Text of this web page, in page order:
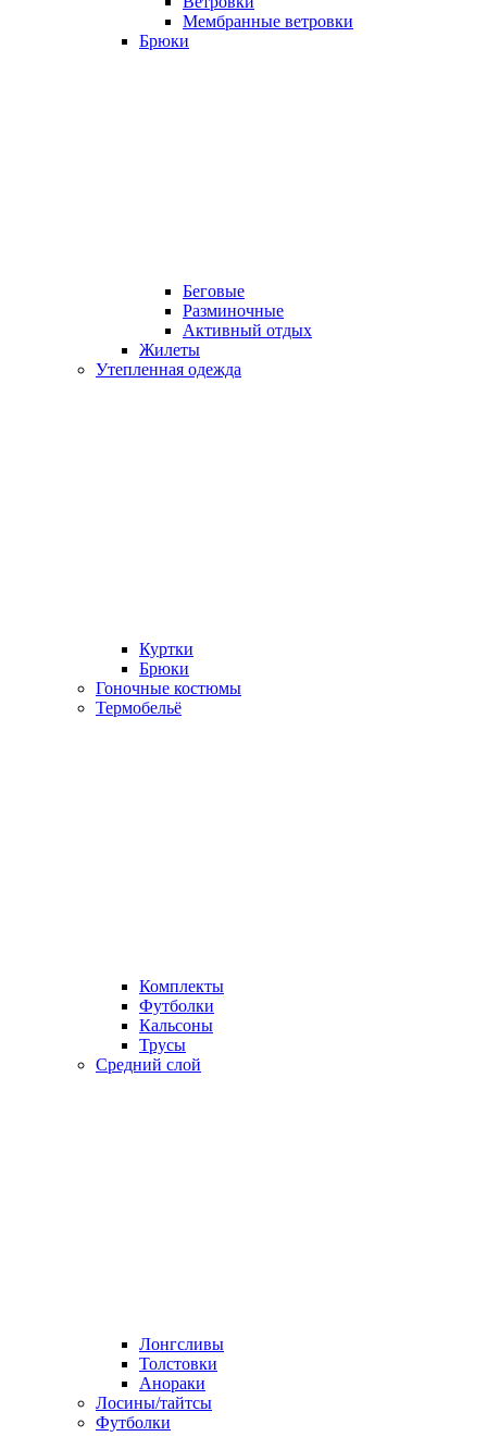
Мембранные ветровки
Брюки
Беговые
Разминочные
Активный отдых
Жилеты
Утепленная одежда
Куртки
Брюки
Гоночные костюмы
Термобельё
Комплекты
Футболки
Кальсоны
Трусы
Средний слой
Лонгсливы
Толстовки
Анораки
Лосины/тайтсы
Футболки